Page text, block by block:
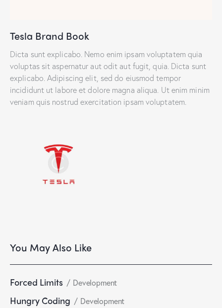
Tesla Brand Book
Dicta sunt explicabo. Nemo enim ipsam voluptatem quia
voluptas sit aspernatur aut odit aut fugit, quia. Dicta sunt
explicabo. Adipiscing elit, sed do eiusmod tempor
incididunt ut labore et dolore magna aliqua. Ut enim minim
veniam quis nostrud exercitation ipsam voluptatem.
You May Also Like
Development
Forced Limits
Development
Hungry Coding